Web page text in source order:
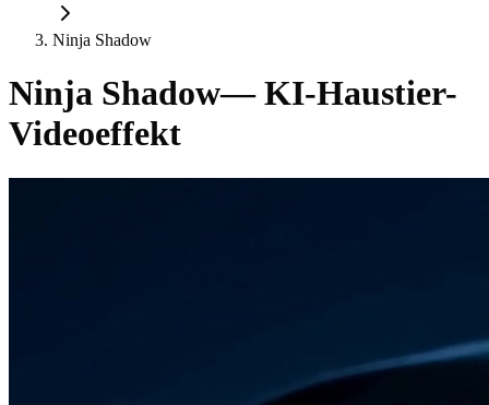
Ninja Shadow
Ninja Shadow— KI-Haustier-
Videoeffekt